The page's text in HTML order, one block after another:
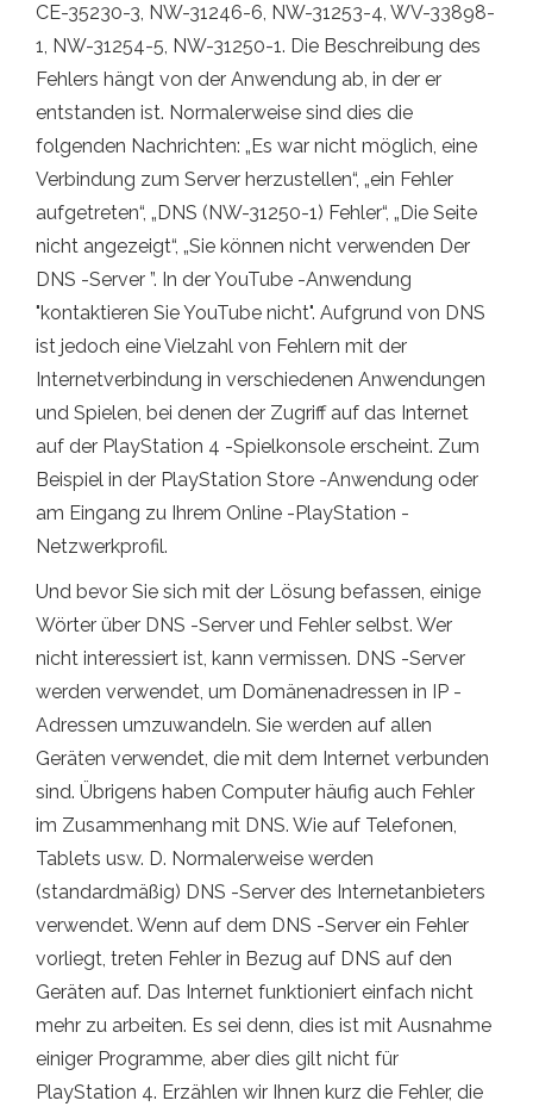
CE-35230-3, NW-31246-6, NW-31253-4, WV-33898-
1, NW-31254-5, NW-31250-1. Die Beschreibung des
Fehlers hängt von der Anwendung ab, in der er
entstanden ist. Normalerweise sind dies die
folgenden Nachrichten: „Es war nicht möglich, eine
Verbindung zum Server herzustellen“, „ein Fehler
aufgetreten“, „DNS (NW-31250-1) Fehler“, „Die Seite
nicht angezeigt“, „Sie können nicht verwenden Der
DNS -Server ”. In der YouTube -Anwendung
"kontaktieren Sie YouTube nicht". Aufgrund von DNS
ist jedoch eine Vielzahl von Fehlern mit der
Internetverbindung in verschiedenen Anwendungen
und Spielen, bei denen der Zugriff auf das Internet
auf der PlayStation 4 -Spielkonsole erscheint. Zum
Beispiel in der PlayStation Store -Anwendung oder
am Eingang zu Ihrem Online -PlayStation -
Netzwerkprofil.
Und bevor Sie sich mit der Lösung befassen, einige
Wörter über DNS -Server und Fehler selbst. Wer
nicht interessiert ist, kann vermissen. DNS -Server
werden verwendet, um Domänenadressen in IP -
Adressen umzuwandeln. Sie werden auf allen
Geräten verwendet, die mit dem Internet verbunden
sind. Übrigens haben Computer häufig auch Fehler
im Zusammenhang mit DNS. Wie auf Telefonen,
Tablets usw. D. Normalerweise werden
(standardmäßig) DNS -Server des Internetanbieters
verwendet. Wenn auf dem DNS -Server ein Fehler
vorliegt, treten Fehler in Bezug auf DNS auf den
Geräten auf. Das Internet funktioniert einfach nicht
mehr zu arbeiten. Es sei denn, dies ist mit Ausnahme
einiger Programme, aber dies gilt nicht für
PlayStation 4. Erzählen wir Ihnen kurz die Fehler, die